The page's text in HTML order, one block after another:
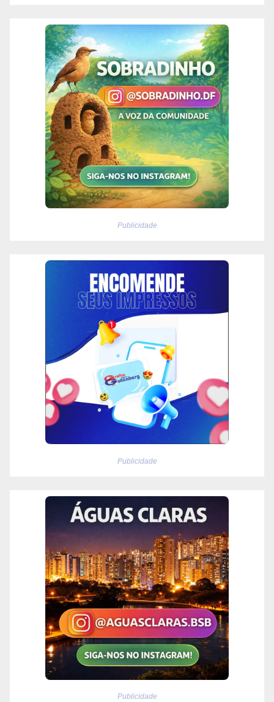
Publicidade
Publicidade
Publicidade